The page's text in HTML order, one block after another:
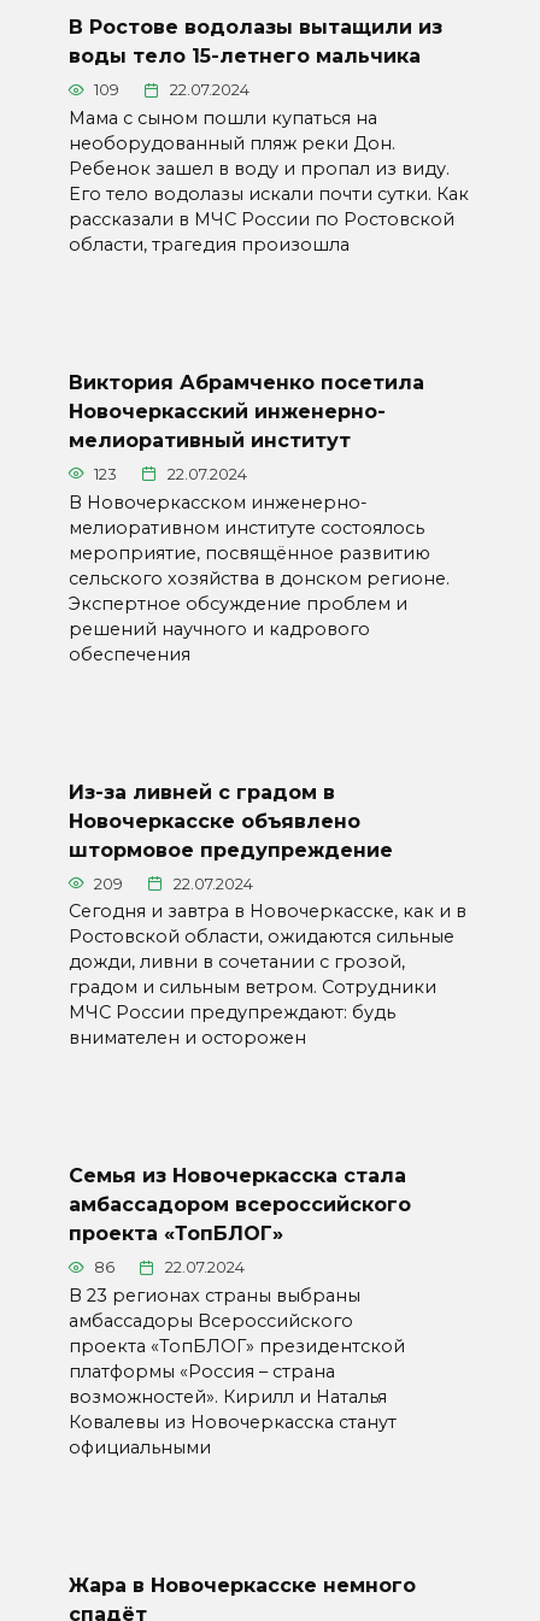
В Ростове водолазы вытащили из
воды тело 15-летнего мальчика
109 22.07.2024
Мама с сыном пошли купаться на
необорудованный пляж реки Дон.
Ребенок зашел в воду и пропал из виду.
Его тело водолазы искали почти сутки. Как
рассказали в МЧС России по Ростовской
области, трагедия произошла
Виктория Абрамченко посетила
Новочеркасский инженерно-
мелиоративный институт
123 22.07.2024
В Новочеркасском инженерно-
мелиоративном институте состоялось
мероприятие, посвящённое развитию
сельского хозяйства в донском регионе.
Экспертное обсуждение проблем и
решений научного и кадрового
обеспечения
Из-за ливней с градом в
Новочеркасске объявлено
штормовое предупреждение
209 22.07.2024
Сегодня и завтра в Новочеркасске, как и в
Ростовской области, ожидаются сильные
дожди, ливни в сочетании с грозой,
градом и сильным ветром. Сотрудники
МЧС России предупреждают: будь
внимателен и осторожен
Семья из Новочеркасска стала
амбассадором всероссийского
проекта «ТопБЛОГ»
86 22.07.2024
В 23 регионах страны выбраны
амбассадоры Всероссийского
проекта «ТопБЛОГ» президентской
платформы «Россия – страна
возможностей». Кирилл и Наталья
Ковалевы из Новочеркасска станут
официальными
Жара в Новочеркасске немного
спадёт